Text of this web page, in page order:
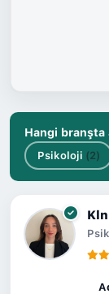
Hangi branşta
Psikoloji (2)